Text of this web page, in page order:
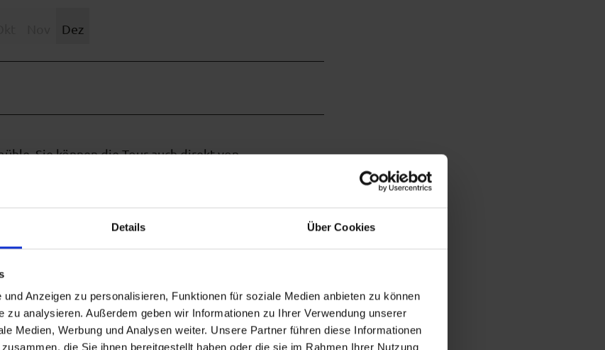
Details Über Cookies
Anzeigen zu personalisieren, Funktionen für soziale Medien anbieten zu können
zu analysieren. Außerdem geben wir Informationen zu Ihrer Verwendung unserer
Medien, Werbung und Analysen weiter. Unsere Partner führen diese Informationen
die Sie ihnen bereitgestellt haben oder die sie im Rahmen Ihrer Nutzung
Dez
Sie können die Tour auch direkt von
Steckenberg.
Der Weg zurück folgt ab Scherenau der